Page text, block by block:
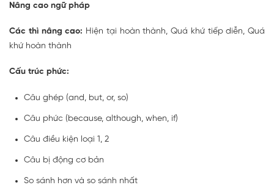
Nâng cao ngữ pháp
Các thì nâng cao: Hiện tại hoàn thành, Quá khứ tiếp diễn, Quá
khứ hoàn thành
Cấu trúc phức:
Câu ghép (and, but, or, so)
Câu phức (because, although, when, if)
Câu điều kiện loại 1, 2
Câu bị động cơ bản
So sánh hơn và so sánh nhất